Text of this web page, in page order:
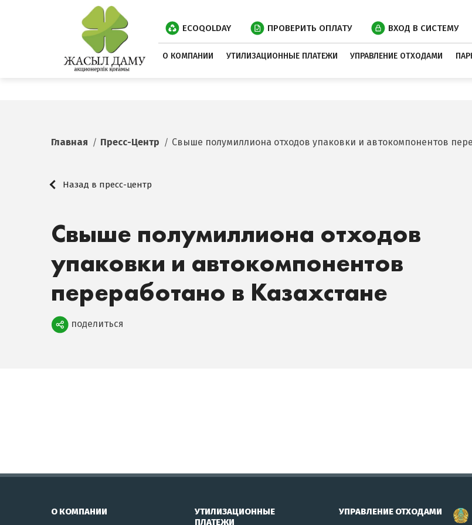
ECOQOLDAY ПРОВЕРИТЬ ОПЛАТУ ВХОД В СИСТЕМУ
О КОМПАНИИ УТИЛИЗАЦИОННЫЕ ПЛАТЕЖИ УПРАВЛЕНИЕ ОТХОДАМИ
Главная Пресс-Центр Свыше полумиллиона отходов упаковки и автокомпонентов
Назад в пресс-центр
Свыше полумиллиона отходов
упаковки и автокомпонентов
переработано в Казахстане
Поделиться
поделиться
О КОМПАНИИ
УТИЛИЗАЦИОННЫЕ
ПЛАТЕЖИ
УПРАВЛЕНИЕ ОТХОДАМИ